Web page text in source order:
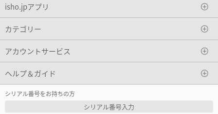
isho.jpアプリ
カテゴリー
アカウントサービス
ヘルプ＆ガイド
シリアル番号をお持ちの方
シリアル番号入力